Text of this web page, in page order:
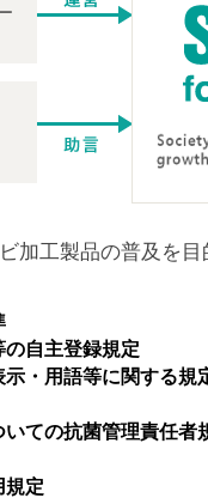
加工製品の普及を目
自主登録規定
・用語等に関する規
ての抗菌管理責任者
規定